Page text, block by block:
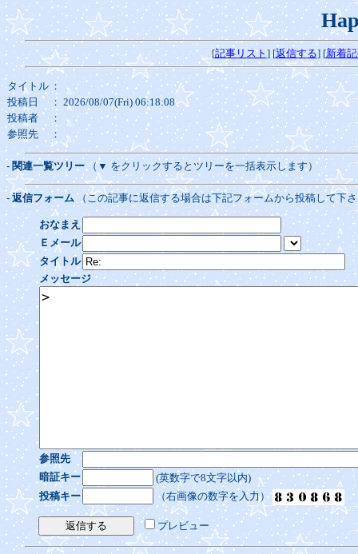
[記事リスト] [返信する] [新着
タイトル ：
投稿日
： 2026/08/07(Fri) 06:18:08
投稿者
：
参照先
：
- 関連一覧ツリー（▼ をクリックするとツリーを一括表示します）
- 返信フォーム （この記事に返信する場合は下記フォームから投稿して下
おなまえ
Ｅメール
タイトル
メッセージ
参照先
暗証キー
(英数字で8文字以内)
投稿キー
（右画像の数字を入力）
プレビュー